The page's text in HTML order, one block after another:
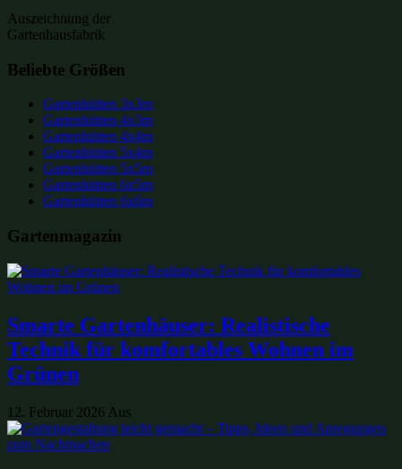
Auszeichnung der
Gartenhausfabrik
Beliebte Größen
Gartenhütten 3x3m
Gartenhütten 4x3m
Gartenhütten 4x4m
Gartenhütten 5x4m
Gartenhütten 5x5m
Gartenhütten 6x5m
Gartenhütten 6x6m
Gartenmagazin
Smarte Gartenhäuser: Realistische
Technik für komfortables Wohnen im
Grünen
12. Februar 2026 Aus